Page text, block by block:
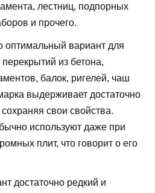
лестниц, подпорных
и прочего.
вариант для
из бетона,
балок, ригелей, чаш
выдерживает достаточно
свои свойства.
используют даже при
плит, что говорит о его
достаточно редкий и